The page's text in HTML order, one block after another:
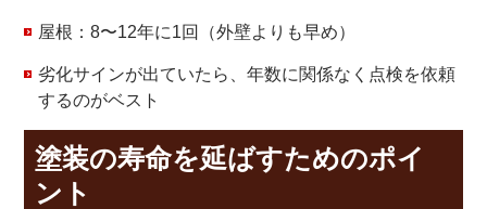
屋根：8〜12年に1回（外壁よりも早め）
劣化サインが出ていたら、年数に関係なく点検を依頼
するのがベスト
塗装の寿命を延ばすためのポイ
ント